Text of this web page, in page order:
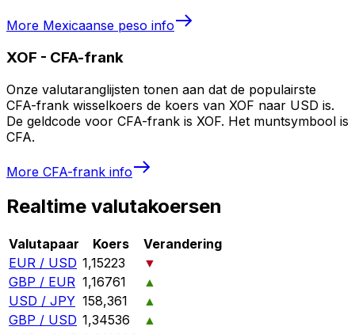
More Mexicaanse peso info
XOF - CFA-frank
Onze valutaranglijsten tonen aan dat de populairste
CFA-frank wisselkoers de koers van XOF naar USD is.
De geldcode voor CFA-frank is XOF. Het muntsymbool is
CFA.
More CFA-frank info
Realtime valutakoersen
Valutapaar Koers
Verandering
EUR / USD 1,15223
▼
GBP / EUR 1,16761
▲
USD / JPY 158,361
▲
GBP / USD 1,34536
▲